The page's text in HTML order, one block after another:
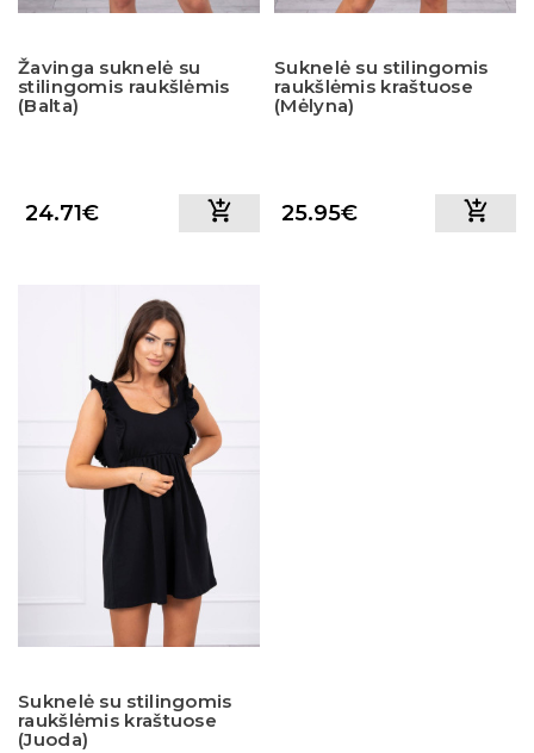
Žavinga suknelė su
stilingomis raukšlėmis
(Balta)
24.71€
Suknelė su stilingomis
raukšlėmis kraštuose
(Mėlyna)
25.95€
Suknelė su stilingomis
raukšlėmis kraštuose
(Juoda)